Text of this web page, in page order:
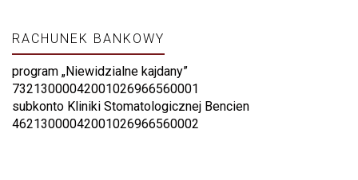
RACHUNEK BANKOWY
program „Niewidzialne kajdany”
73213000042001026966560001
subkonto Kliniki Stomatologicznej Bencien
46213000042001026966560002